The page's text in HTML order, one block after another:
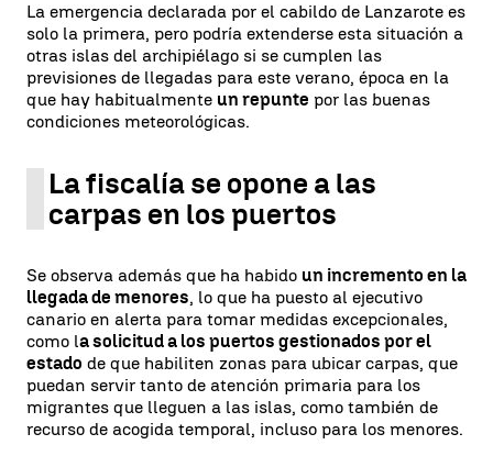
La emergencia declarada por el cabildo de Lanzarote es
solo la primera, pero podría extenderse esta situación a
otras islas del archipiélago si se cumplen las
previsiones de llegadas para este verano, época en la
que hay habitualmente un repunte por las buenas
condiciones meteorológicas.
La fiscalía se opone a las
carpas en los puertos
Se observa además que ha habido un incremento en la
llegada de menores, lo que ha puesto al ejecutivo
canario en alerta para tomar medidas excepcionales,
como la solicitud a los puertos gestionados por el
estado de que habiliten zonas para ubicar carpas, que
puedan servir tanto de atención primaria para los
migrantes que lleguen a las islas, como también de
recurso de acogida temporal, incluso para los menores.